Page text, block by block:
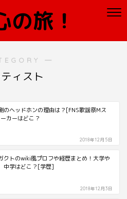
の旅！
―
ィスト
のヘッドホンの理由は？[FNS歌謡祭Mス
カーはどこ？
2018年12月5日
クトのwiki風プロフや経歴まとめ！大学や
中学はどこ？[学歴]
2018年12月3日